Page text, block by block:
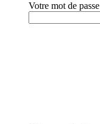
Votre mot de passe